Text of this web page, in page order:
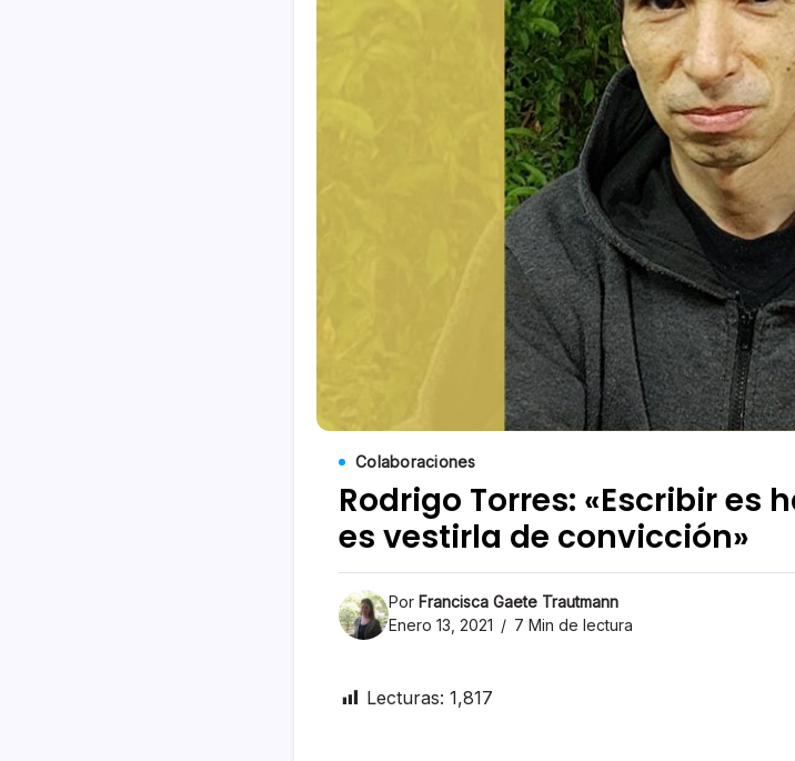
Colaboraciones
Rodrigo Torres: «Escribir es
es vestirla de convicción»
Por Francisca Gaete Trautmann
Enero 13, 2021
7 Min de lectura
Lecturas: 1,817